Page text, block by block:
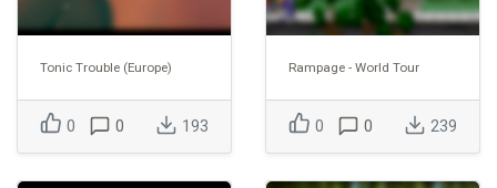
Tonic Trouble (Europe)
0 0 193
Rampage - World Tour
0 0 239